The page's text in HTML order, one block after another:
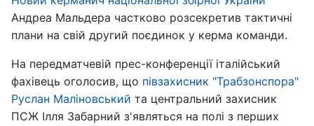
Андреа Мальдера частково розсекретив тактичні
плани на свій другий поєдинок у керма команди.
На передматчевій прес-конференції італійський
фахівець оголосив, що півзахисник "Трабзонспора"
Руслан Маліновський та центральний захисник
ПСЖ Ілля Забарний з'являться на полі з перших